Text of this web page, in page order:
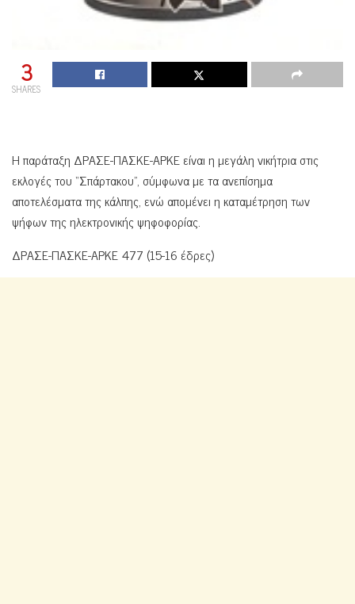
3
SHARES
H παράταξη ΔΡΑΣΕ-ΠΑΣΚΕ-ΑΡΚΕ είναι η μεγάλη νικήτρια στις
εκλογές του “Σπάρτακου”, σύμφωνα με τα ανεπίσημα
αποτελέσματα της κάλπης, ενώ απομένει η καταμέτρηση των
ψήφων της ηλεκτρονικής ψηφοφορίας.
ΔΡΑΣΕ-ΠΑΣΚΕ-ΑΡΚΕ 477 (15-16 έδρες)